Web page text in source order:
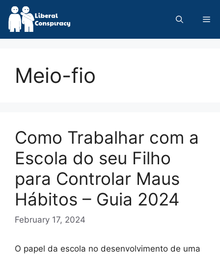
Skip
content
Meio-fio
Como Trabalhar com a
Escola do seu Filho
para Controlar Maus
Hábitos – Guia 2024
February 17, 2024
O papel da escola no desenvolvimento de uma